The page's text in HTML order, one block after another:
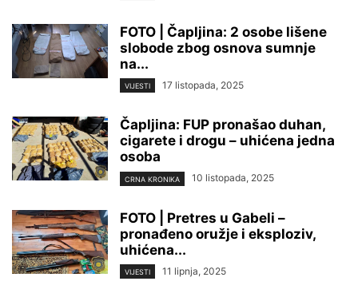
FOTO | Čapljina: 2 osobe lišene
slobode zbog osnova sumnje
na...
VIJESTI 17 listopada, 2025
Čapljina: FUP pronašao duhan,
cigarete i drogu – uhićena jedna
osoba
CRNA KRONIKA 10 listopada, 2025
FOTO | Pretres u Gabeli –
pronađeno oružje i eksploziv,
uhićena...
VIJESTI 11 lipnja, 2025